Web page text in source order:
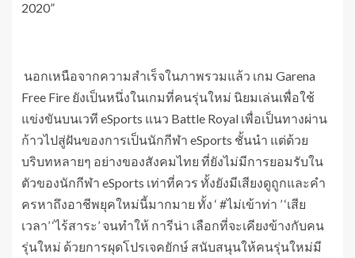
2020”
นอกเหนือจากความสำเร็จในภาพรวมแล้ว เกม Garena
Free Fire ยังเป็นหนึ่งในเกมที่คนรุ่นใหม่ นิยมเล่นเพื่อใช้
แข่งขันบนเวที eSports แนว Battle Royal เพื่อเป็นทางผ่าน
ก้าวไปสู่ฝันของการเป็นนักกีฬา eSports ชั้นนำ แต่ด้วย
บริบทหลายๆ อย่างของสังคมไทย ที่ยังไม่มีการยอมรับใน
ตัวของนักกีฬา eSports เท่าที่ควร ทั้งยังมีเสียงดูถูกและคำ
ครหาถึงอาชีพยุคใหม่นี้มากมาย ทั้ง ‘ #ไม่เข้าท่า ’ ‘เสีย
เวลา’ ‘ไร้สาระ’ จนทำให้ การีน่า เลือกที่จะเคียงข้างกับคน
รุ่นใหม่ ด้วยการผุดโปรเจคยักษ์ สนับสนุนให้คนรุ่นใหม่มี